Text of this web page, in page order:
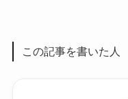
この記事を書いた人